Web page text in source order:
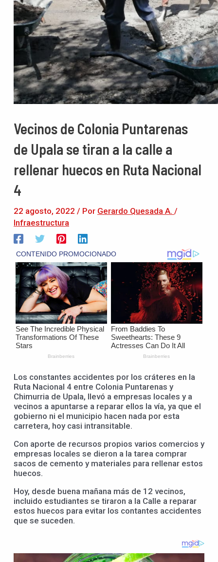
Vecinos de Colonia Puntarenas
de Upala se tiran a la calle a
rellenar huecos en Ruta Nacional
4
22 agosto, 2022 / Por Gerardo Quesada A. /
Infraestructura
Los constantes accidentes por los cráteres en la
Ruta Nacional 4 entre Colonia Puntarenas y
Chimurria de Upala, llevó a empresas locales y a
vecinos a apuntarse a reparar ellos la vía, ya que el
gobierno ni el municipio hacen nada por esta
carretera, hoy casi intransitable.
Con aporte de recursos propios varios comercios y
empresas locales se dieron a la tarea comprar
sacos de cemento y materiales para rellenar estos
huecos.
Hoy, desde buena mañana más de 12 vecinos,
incluido estudiantes se tiraron a la Calle a reparar
estos huecos para evitar los contantes accidentes
que se suceden.